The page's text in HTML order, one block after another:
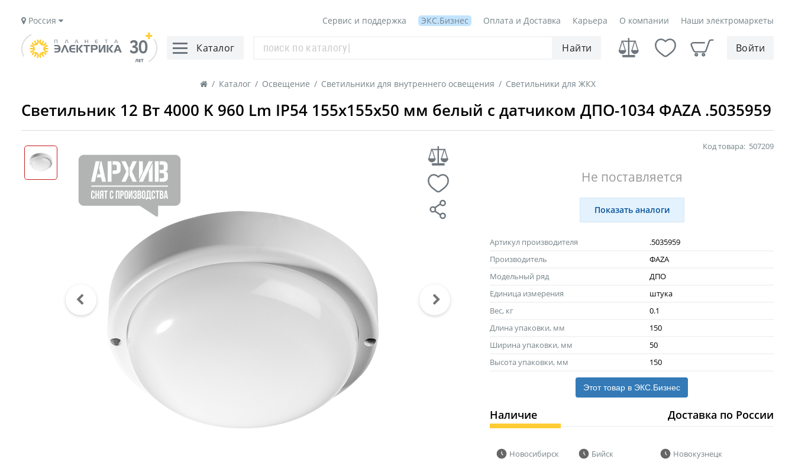
Россия Сервис и поддержка ЭКС.Бизнес Оплата и Доставка Карьера О компании Наши электромаркеты
Каталог Найти Войти
/ Каталог / Освещение / Светильники для внутреннего освещения / Светильники для ЖКХ
Светильник 12 Вт 4000 K 960 Lm IP54 155x155x50 мм белый с датчиком ДПО-1034 ФAZA .5035959
Код товара: 507209
Не поставляется
Показать аналоги
Артикул производителя
.5035959
Производитель
ФAZA
Модельный ряд
ДПО
Единица измерения
штука
Вес, кг
0.1
Длина упаковки, мм
150
Ширина упаковки, мм
50
Высота упаковки, мм
150
Этот товар в ЭКС.Бизнес
Наличие Доставка по России
Новосибирск
Бийск
Новокузнецк